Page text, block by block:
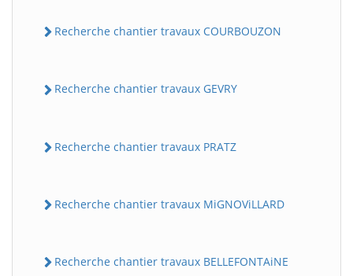
Recherche chantier travaux COURBOUZON
Recherche chantier travaux GEVRY
Recherche chantier travaux PRATZ
Recherche chantier travaux MiGNOViLLARD
Recherche chantier travaux BELLEFONTAiNE